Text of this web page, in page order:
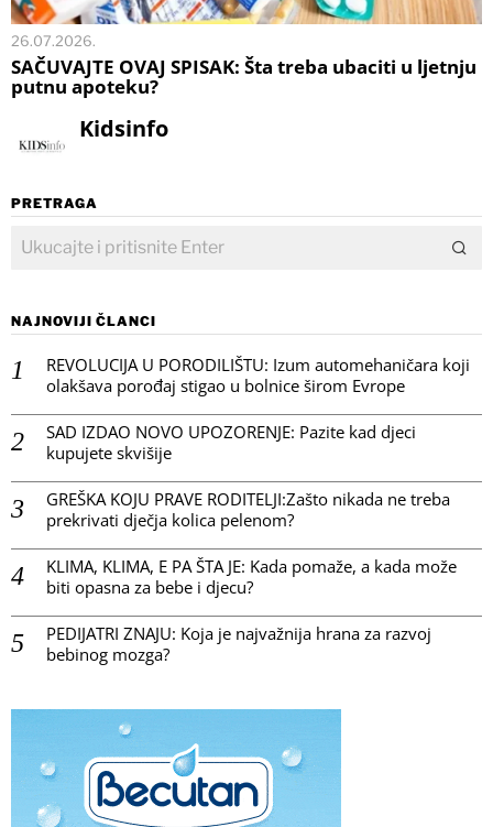
26.07.2026.
SAČUVAJTE OVAJ SPISAK: Šta treba ubaciti u ljetnju
putnu apoteku?
Kidsinfo
PRETRAGA
NAJNOVIJI ČLANCI
REVOLUCIJA U PORODILIŠTU: Izum automehaničara koji
olakšava porođaj stigao u bolnice širom Evrope
SAD IZDAO NOVO UPOZORENJE: Pazite kad djeci
kupujete skvišije
GREŠKA KOJU PRAVE RODITELJI:Zašto nikada ne treba
prekrivati dječja kolica pelenom?
KLIMA, KLIMA, E PA ŠTA JE: Kada pomaže, a kada može
biti opasna za bebe i djecu?
PEDIJATRI ZNAJU: Koja je najvažnija hrana za razvoj
bebinog mozga?